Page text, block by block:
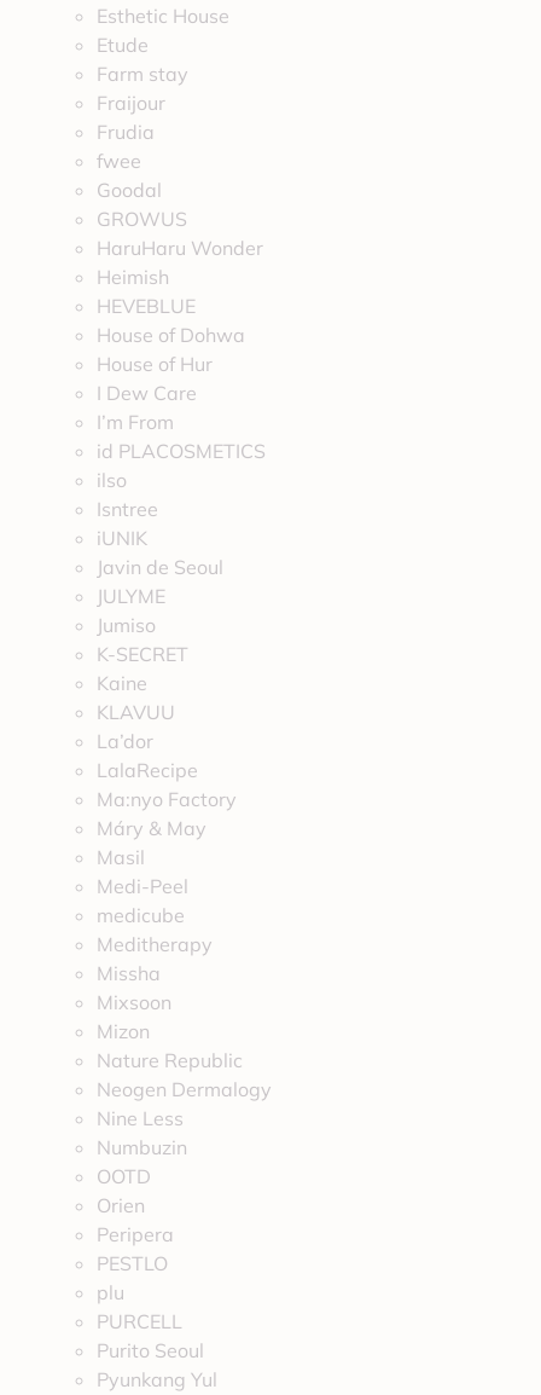
Esthetic House
Etude
Farm stay
Fraijour
Frudia
fwee
Goodal
GROWUS
HaruHaru Wonder
Heimish
HEVEBLUE
House of Dohwa
House of Hur
I Dew Care
I’m From
id PLACOSMETICS
ilso
Isntree
iUNIK
Javin de Seoul
JULYME
Jumiso
K-SECRET
Kaine
KLAVUU
La’dor
LalaRecipe
Ma:nyo Factory
Máry & May
Masil
Medi-Peel
medicube
Meditherapy
Missha
Mixsoon
Mizon
Nature Republic
Neogen Dermalogy
Nine Less
Numbuzin
OOTD
Orien
Peripera
PESTLO
plu
PURCELL
Purito Seoul
Pyunkang Yul